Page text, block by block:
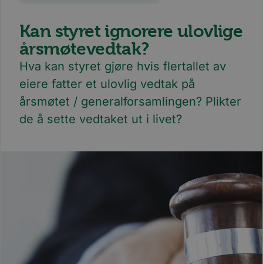
Kan styret ignorere ulovlige
årsmøtevedtak?
Hva kan styret gjøre hvis flertallet av
eiere fatter et ulovlig vedtak på
årsmøtet / generalforsamlingen? Plikter
de å sette vedtaket ut i livet?